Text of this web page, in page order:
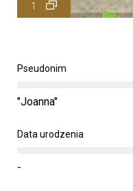
1
Pseudonim
"Joanna"
Data urodzenia
-